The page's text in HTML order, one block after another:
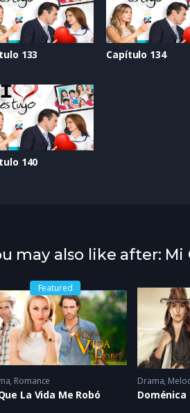
133 Capítulo 134
140
may also like after: Mi
Featured
, Romance
La Vida Me Robó
Drama,